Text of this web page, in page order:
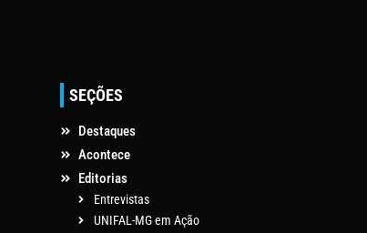
SEÇÕES
Destaques
Acontece
Editorias
Entrevistas
UNIFAL-MG em Ação